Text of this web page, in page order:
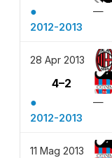
●
—
2012-2013
28 Apr 2013
4–2
●
—
2012-2013
11 Mag 2013